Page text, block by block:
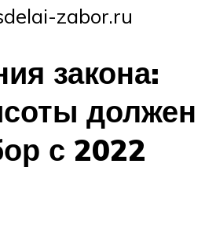
zabor.ru
закона:
должен
с 2022